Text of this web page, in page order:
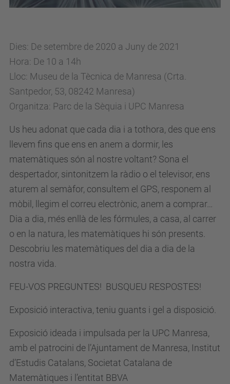
u
/
c
a
/
s
d
e
v
e
n
i
m
e
n
t
/
l
e
x
p
Dies: De setembre de 2020 a Juny de 2021
Hora: De 10 a 14h
Lloc: Museu de la Tècnica de Manresa (Crta.
Santpedor, 53, 08242 Manresa)
Organitza: Parc de la Sèquia i UPC Manresa
Us heu adonat que cada dia i a tothora, des que ens
llevem fins que ens en anem a dormir, les
matemàtiques són al nostre voltant? Sona el
despertador, sintonitzem la ràdio o el televisor, ens
aturem al semàfor, consultem el GPS, responem al
mòbil, llegim el correu electrònic, anem a comprar…
Dia a dia, més enllà de les fórmules, a casa, al carrer
o en la natura, les matemàtiques hi són presents.
Descobriu les matemàtiques del dia a dia de la
nostra vida.
FEU-VOS PREGUNTES! BUSQUEU RESPOSTES!
Exposició interactiva, teniu guants i gel a disposició.
Exposició ideada i impulsada per la UPC Manresa,
amb el patrocini de l’Ajuntament de Manresa, Institut
d’Estudis Catalans, Societat Catalana de
Matemàtiques i l’entitat BBVA